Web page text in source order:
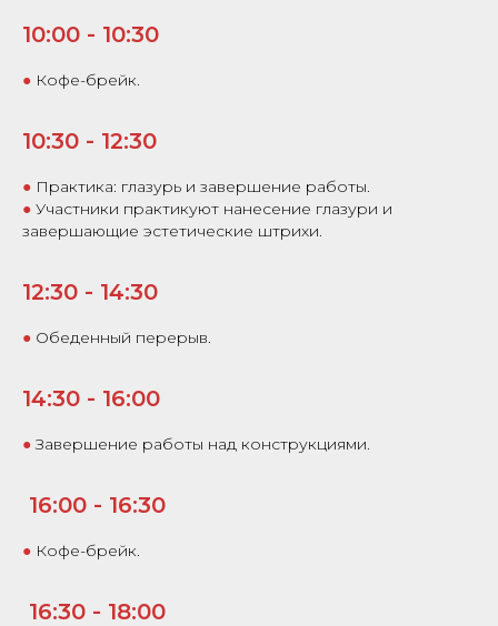
10:00 - 10:30
● Кофе-брейк.
10:30 - 12:30
● Практика: глазурь и завершение работы.
● Участники практикуют нанесение глазури и
завершающие эстетические штрихи.
12:30 - 14:30
● Обеденный перерыв.
14:30 - 16:00
●Завершение работы над конструкциями.
16:00 - 16:30
● Кофе-брейк.
16:30 - 18:00